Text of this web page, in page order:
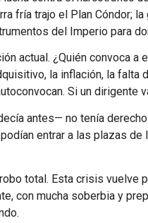
fría trajo el Plan Cóndor;
del Imperio para
actual. ¿Quién convoca
la inflación, la falta
Si un dirigente
antes— no tenía
entrar a las plazas
total. Esta crisis vuelve
con mucha soberbia y